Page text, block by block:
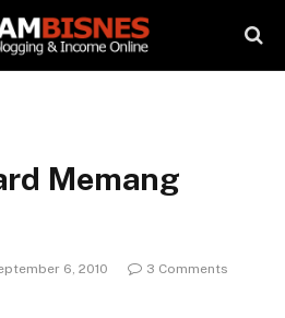
Memang
6, 2010
3 Comments